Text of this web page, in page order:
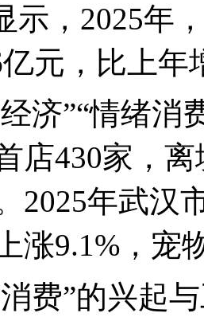
示， 2025年
亿元，比上年
济”“情绪消
店430家，
2025年武汉
涨9.1% ，宠
费”的兴起